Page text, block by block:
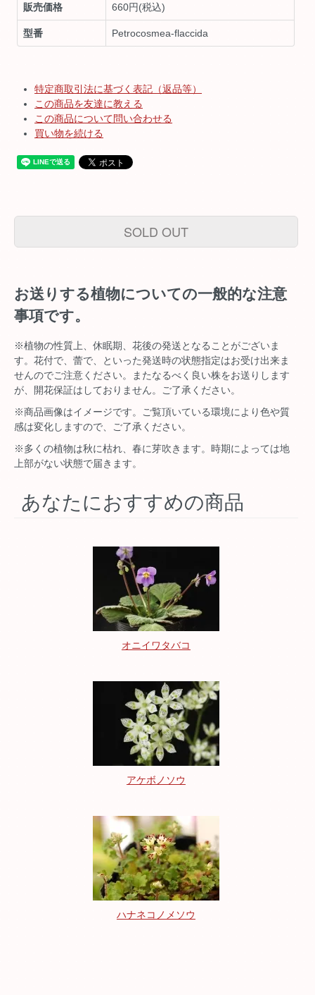
販売価格 660円(税込)
型番 Petrocosmea-flaccida
特定商取引法に基づく表記（返品等）
この商品を友達に教える
この商品について問い合わせる
買い物を続ける
SOLD OUT
お送りする植物についての一般的な注意
事項です。
※植物の性質上、休眠期、花後の発送となることがございま
す。花付で、蕾で、といった発送時の状態指定はお受け出来ま
せんのでご注意ください。またなるべく良い株をお送りします
が、開花保証はしておりません。ご了承ください。
※商品画像はイメージです。ご覧頂いている環境により色や質
感は変化しますので、ご了承ください。
※多くの植物は秋に枯れ、春に芽吹きます。時期によっては地
上部がない状態で届きます。
あなたにおすすめの商品
オニイワタバコ
アケボノソウ
ハナネコノメソウ